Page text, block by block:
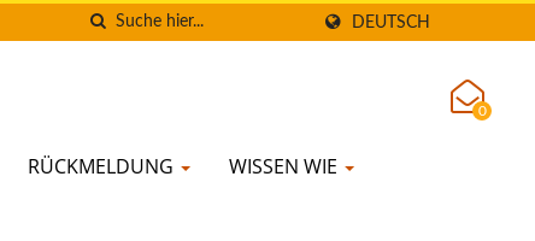
DEUTSCH
RÜCKMELDUNG WISSEN WIE
0